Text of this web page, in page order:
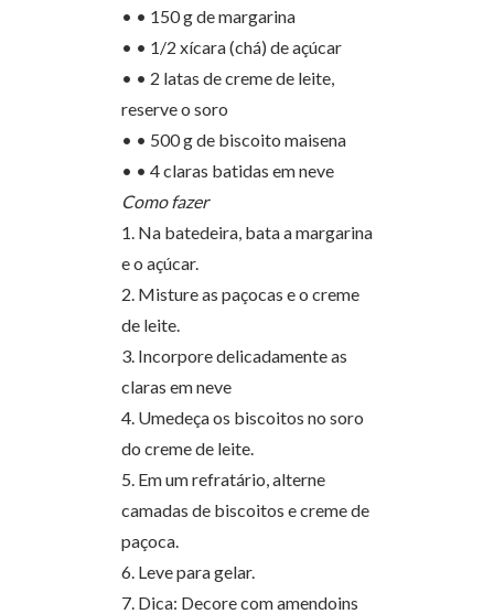
• • 150 g de margarina
• • 1/2 xícara (chá) de açúcar
• • 2 latas de creme de leite,
reserve o soro
• • 500 g de biscoito maisena
• • 4 claras batidas em neve
Como fazer
1. Na batedeira, bata a margarina
e o açúcar.
2. Misture as paçocas e o creme
de leite.
3. Incorpore delicadamente as
claras em neve
4. Umedeça os biscoitos no soro
do creme de leite.
5. Em um refratário, alterne
camadas de biscoitos e creme de
paçoca.
6. Leve para gelar.
7. Dica: Decore com amendoins